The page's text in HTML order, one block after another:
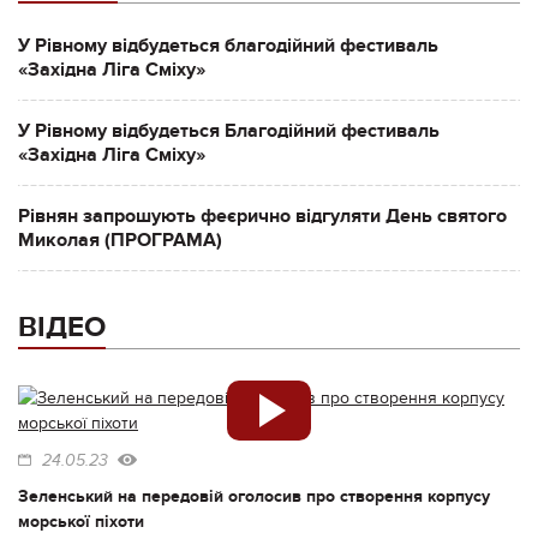
У Рівному відбудеться благодійний фестиваль
«Західна Ліга Сміху»
У Рівному відбудеться Благодійний фестиваль
«Західна Ліга Сміху»
Рівнян запрошують феєрично відгуляти День святого
Миколая (ПРОГРАМА)
ВІДЕО
24.05.23
Зеленський на передовій оголосив про створення корпусу
морської піхоти